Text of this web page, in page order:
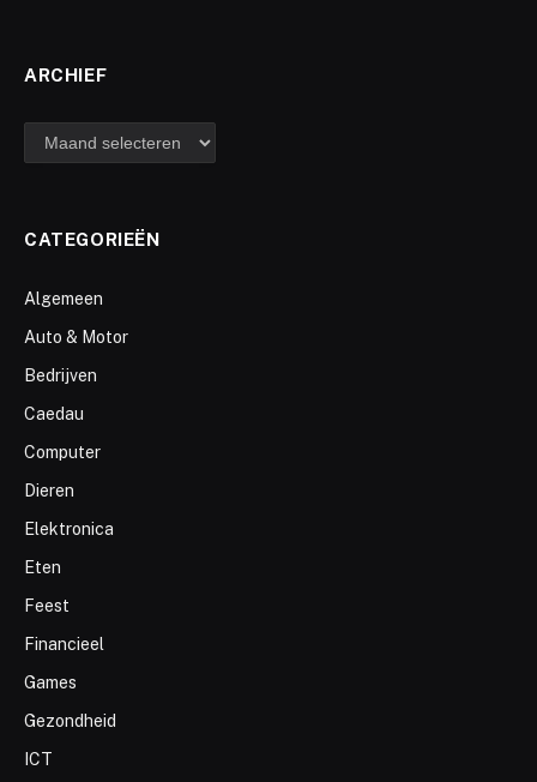
ARCHIEF
archief
CATEGORIEËN
Algemeen
Auto & Motor
Bedrijven
Caedau
Computer
Dieren
Elektronica
Eten
Feest
Financieel
Games
Gezondheid
ICT